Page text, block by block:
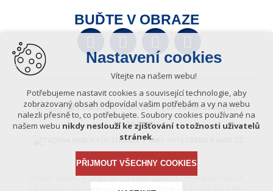
BUĎTE V OBRAZE
© Copyright 2026 ICKK Velká Bíteš |info@bitessko.com
MAPA WEBU
Obsah tohoto portálu je chráněn autorským právem, které
Nastavení cookies
Vítejte na našem webu!
Potřebujeme nastavit cookies a související technologie, aby
zobrazovaný obsah odpovídal vašim potřebám a vy na webu
nalezli přesně to, co potřebujete. Soubory cookies používané na
našem webu nikdy neslouží ke zjišťování totožnosti uživatelů
stránek.
PŘIJMOUT VŠECHNY COOKIES